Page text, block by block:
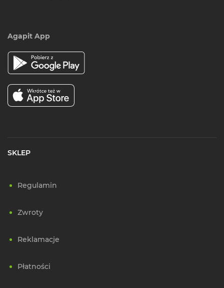
Agapit App
SKLEP
Regulamin
Zwroty
Reklamacje
Płatności